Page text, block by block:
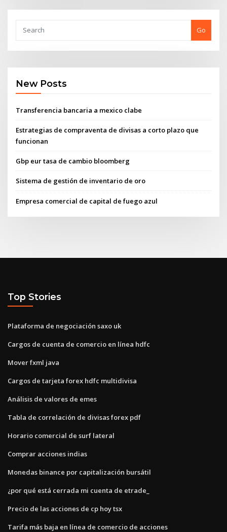
Go
New Posts
Transferencia bancaria a mexico clabe
Estrategias de compraventa de divisas a corto plazo que
funcionan
Gbp eur tasa de cambio bloomberg
Sistema de gestión de inventario de oro
Empresa comercial de capital de fuego azul
Top Stories
Plataforma de negociación saxo uk
Cargos de cuenta de comercio en línea hdfc
Mover fxml java
Cargos de tarjeta forex hdfc multidivisa
Análisis de valores de emes
Tabla de correlación de divisas forex pdf
Horario comercial de surf lateral
Comprar acciones indias
Monedas binance por capitalización bursátil
¿por qué está cerrada mi cuenta de etrade_
Precio de las acciones de cp hoy tsx
Tarifa más baja en línea de comercio de acciones